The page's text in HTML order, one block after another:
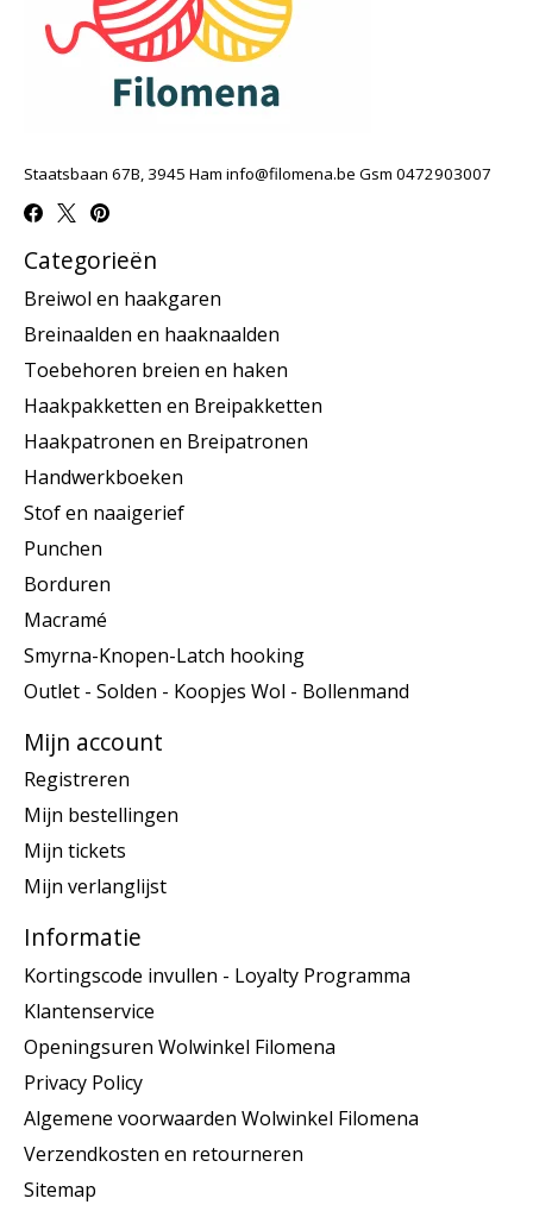
Staatsbaan 67B, 3945 Ham info@filomena.be Gsm 0472903007
Categorieën
Breiwol en haakgaren
Breinaalden en haaknaalden
Toebehoren breien en haken
Haakpakketten en Breipakketten
Haakpatronen en Breipatronen
Handwerkboeken
Stof en naaigerief
Punchen
Borduren
Macramé
Smyrna-Knopen-Latch hooking
Outlet - Solden - Koopjes Wol - Bollenmand
Mijn account
Registreren
Mijn bestellingen
Mijn tickets
Mijn verlanglijst
Informatie
Kortingscode invullen - Loyalty Programma
Klantenservice
Openingsuren Wolwinkel Filomena
Privacy Policy
Algemene voorwaarden Wolwinkel Filomena
Verzendkosten en retourneren
Sitemap